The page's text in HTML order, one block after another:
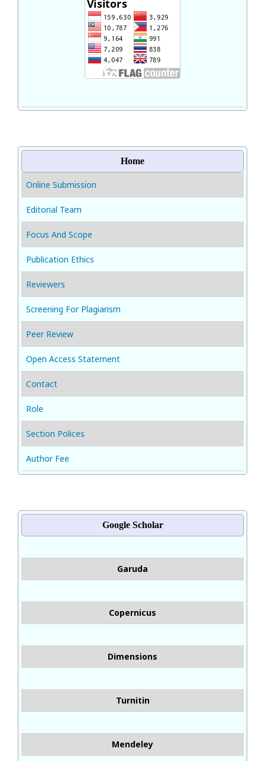
Home
Online Submission
Editorial Team
Focus And Scope
Publication Ethics
Reviewers
Screening For Plagiarism
Peer Review
Open Access Statement
Contact
Role
Section Polices
Author Fee
Google Scholar
Garuda
Copernicus
Dimensions
Turnitin
Mendeley